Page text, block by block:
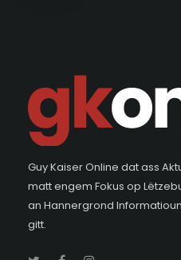
Guy Kaiser Online dat ass
matt engem Fokus op
an Hannergrond
gitt.